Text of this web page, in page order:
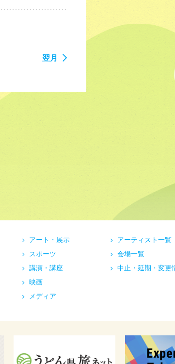
翌月
アート・展示
スポーツ
講演・講座
映画
メディア
アーティスト一覧
会場一覧
中止・延期・変更